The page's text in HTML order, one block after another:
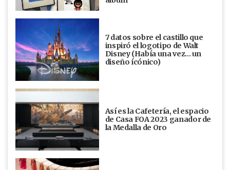
7 datos sobre el castillo que
inspiró el logotipo de Walt
Disney (Había una vez... un
diseño ícónico)
Así es la Cafetería, el espacio
de Casa FOA 2023 ganador de
la Medalla de Oro